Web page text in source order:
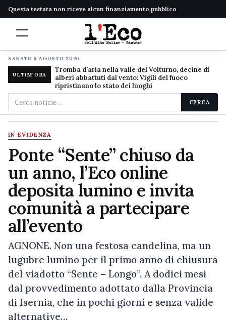
Questa testata non riceve alcun finanziamento pubblico
SABATO 8 AGOSTO 2026
ULTIM'ORA
Tromba d'aria nella valle del Volturno, decine di
alberi abbattuti dal vento: Vigili del fuoco
ripristinano lo stato dei luoghi
Cerca
nel
sito
CERCA
IN EVIDENZA
Ponte “Sente” chiuso da
un anno, l’Eco online
deposita lumino e invita
comunità a partecipare
all’evento
AGNONE. Non una festosa candelina, ma un
lugubre lumino per il primo anno di chiusura
del viadotto “Sente – Longo”. A dodici mesi
dal provvedimento adottato dalla Provincia
di Isernia, che in pochi giorni e senza valide
alternative…